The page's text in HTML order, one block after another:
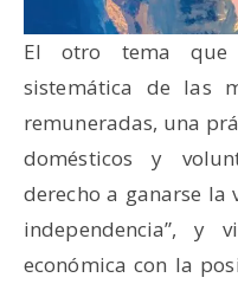
El otro tema que
sistemática de las
remuneradas, una
domésticos y
derecho a ganarse
independencia”, y
económica con la